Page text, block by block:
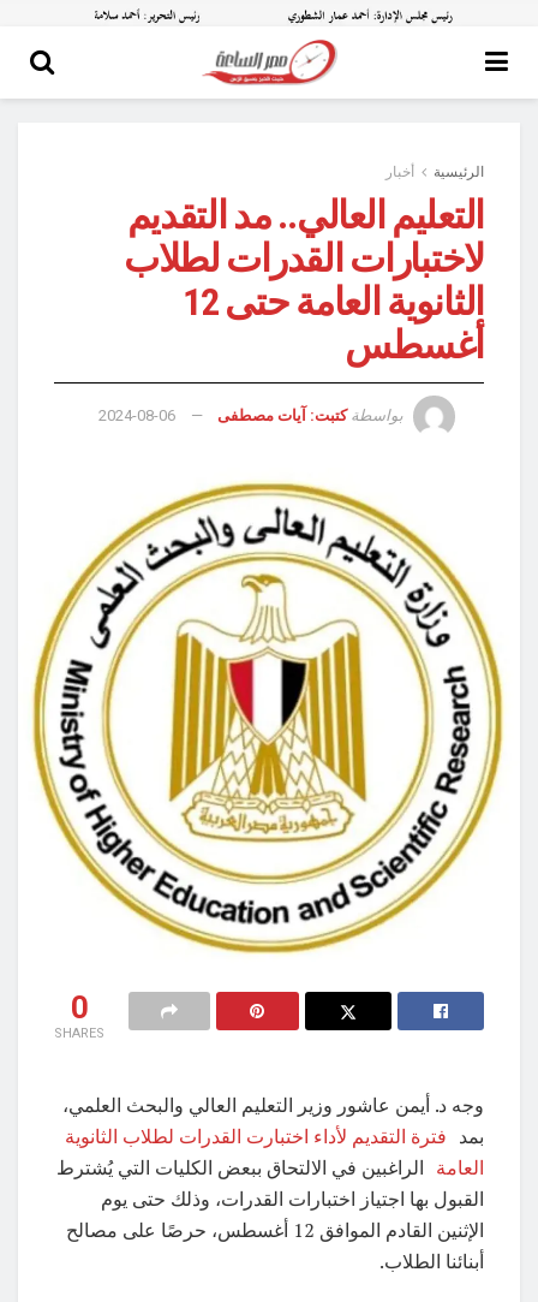
الرئيسية أخبار
التعليم العالي.. مد التقديم
لاختبارات القدرات لطلاب
الثانوية العامة حتى 12
أغسطس
بواسطة كتبت: آيات مصطفى 2024-08-06
0
SHARES
وجه د. أيمن عاشور وزير التعليم العالي والبحث العلمي،
بمد فترة التقديم لأداء اختبارت القدرات لطلاب الثانوية
العامة الراغبين في الالتحاق ببعض الكليات التي يُشترط
القبول بها اجتياز اختبارات القدرات، وذلك حتى يوم
الإثنين القادم الموافق 12 أغسطس، حرصًا على مصالح
أبنائنا الطلاب.